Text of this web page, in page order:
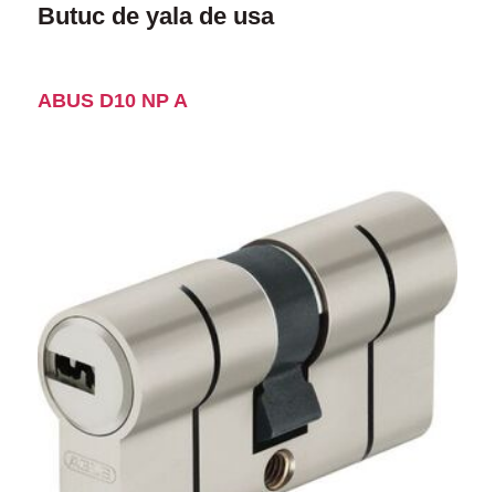
Butuc de yala de usa
ABUS D10 NP A